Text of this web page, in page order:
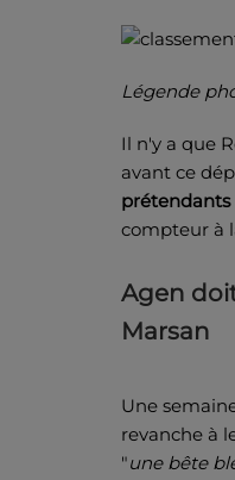
Légende
Il n'y a que
avant ce
prétendants
compteur à
Agen
Marsan
Une
revanche à
"une bête